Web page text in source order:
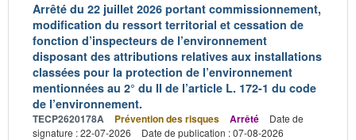
Arrêté du 22 juillet 2026 portant commissionnement,
modification du ressort territorial et cessation de
fonction d’inspecteurs de l’environnement
disposant des attributions relatives aux installations
classées pour la protection de l’environnement
mentionnées au 2° du II de l’article L. 172-1 du code
de l’environnement.
TECP2620178A Prévention des risques Arrêté
Date de
signature : 22-07-2026
Date de publication : 07-08-2026